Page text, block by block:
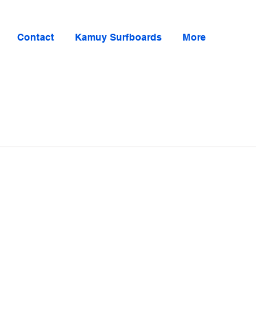
Contact Kamuy Surfboards More